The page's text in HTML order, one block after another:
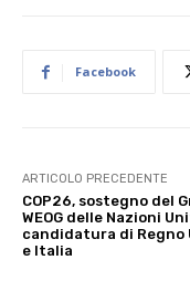
Facebook
ARTICOLO PRECEDENTE
COP26, sostegno del
WEOG delle Nazioni
candidatura di Regno
e Italia